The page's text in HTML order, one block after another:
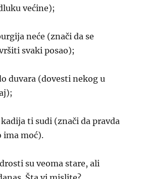
većine);
neće (znači da se
svaki posao);
duvara (dovesti nekog u
ti sudi (znači da pravda
ima moć).
su veoma stare, ali